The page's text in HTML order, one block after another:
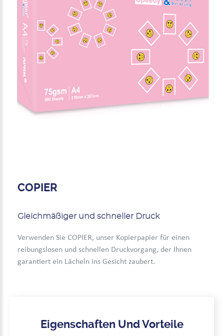
COPIER
Gleichmäßiger und schneller Druck
Verwenden Sie COPIER, unser Kopierpapier für einen
reibungslosen und schnellen Druckvorgang, der Ihnen
garantiert ein Lächeln ins Gesicht zaubert.
Eigenschaften Und Vorteile